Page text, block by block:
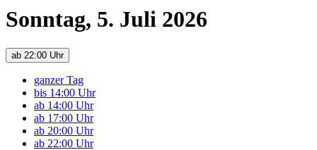
Sonntag, 5. Juli 2026
ab 22:00 Uhr
ganzer Tag
bis 14:00 Uhr
ab 14:00 Uhr
ab 17:00 Uhr
ab 20:00 Uhr
ab 22:00 Uhr